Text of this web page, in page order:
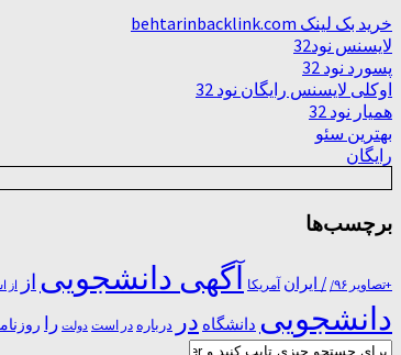
خرید بک لینک behtarinbacklink.com
لایسنس نود32
پسورد نود 32
اوکلی لایسنس رایگان نود 32
همیار نود 32
بهترین سئو
رایگان
برچسب‌ها
+تصاویر ۹۶/ / ایران آمریکا آگهی دانشجویی از از
دانشجویی دانشگاه در درباره در ﺍﺳﺖ دولت را